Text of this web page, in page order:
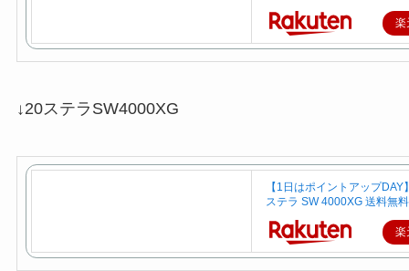
楽
↓20ステラSW4000XG
【1日はポイントアップDAY
ステラ SW 4000XG 送料無
楽